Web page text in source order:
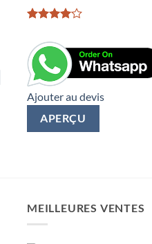
out of 5
Ajouter au devis
APERÇU
MEILLEURES VENTES